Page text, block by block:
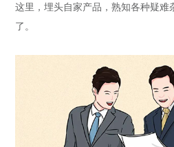
这里，埋头自家产品，熟知各种疑难
了。